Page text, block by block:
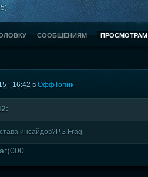
СООБЩЕНИЯМ ПРОСМОТРАМ
- 16:42 вОффТопик
инсайдов?P.S Frag